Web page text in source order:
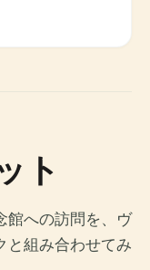
ト
館への訪問を、ヴ
と組み合わせてみ